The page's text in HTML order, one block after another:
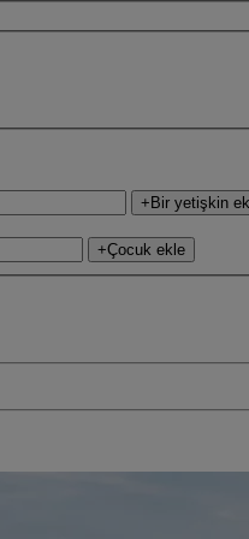
+Bir yetişkin
+Çocuk ekle